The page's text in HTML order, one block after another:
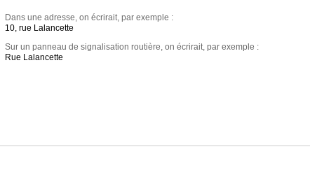
Dans une adresse, on écrirait, par exemple :
10, rue Lalancette
Sur un panneau de signalisation routière, on écrirait, par exemple :
Rue Lalancette